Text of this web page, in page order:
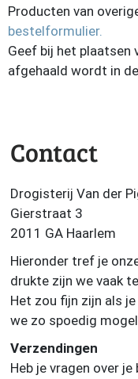
Producten van
bestelformulier.
Geef bij het plaatsen
afgehaald wordt in
Contact
Drogisterij Van der
Gierstraat 3
2011 GA Haarlem
Hieronder tref je
drukte zijn we vaak
Het zou fijn zijn als
we zo spoedig
Verzendingen
Heb je vragen over